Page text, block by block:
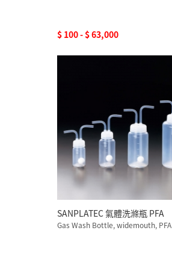
$ 100 - $ 63,000
SANPLATEC 氣體洗滌瓶 PFA
Gas Wash Bottle, widemouth, PFA